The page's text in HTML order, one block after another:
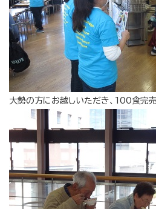
大勢の方にお越しいただき、100食完売